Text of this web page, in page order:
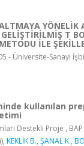
YÖNELİK
T
İLE
- Üniversite-Sanayi
kullanılan
Destekli Proje ,
KEKLİK B., ŞANAL K.,